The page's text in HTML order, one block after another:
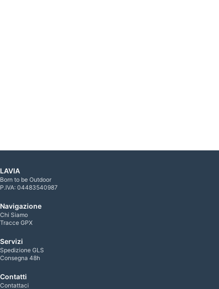
LAVIA
Born to be Outdoor
P.IVA: 04483540987
Navigazione
Chi Siamo
Tracce GPX
Servizi
Spedizione GLS
Consegna 48h
Contatti
Contattaci